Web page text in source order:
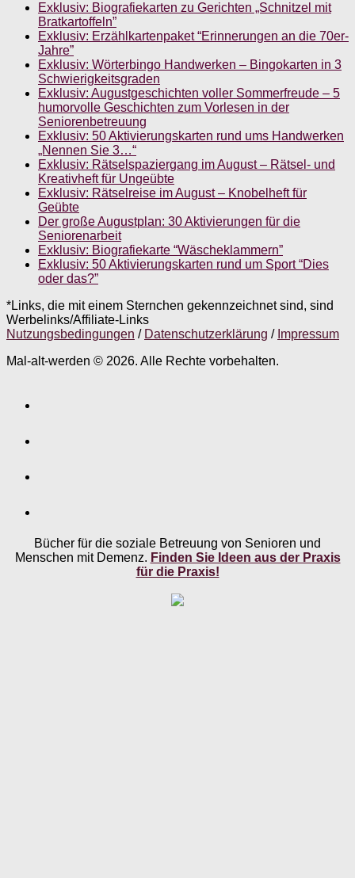
Exklusiv: Biografiekarten zu Gerichten „Schnitzel mit
Bratkartoffeln”
Exklusiv: Erzählkartenpaket “Erinnerungen an die 70er-
Jahre”
Exklusiv: Wörterbingo Handwerken – Bingokarten in 3
Schwierigkeitsgraden
Exklusiv: Augustgeschichten voller Sommerfreude – 5
humorvolle Geschichten zum Vorlesen in der
Seniorenbetreuung
Exklusiv: 50 Aktivierungskarten rund ums Handwerken
„Nennen Sie 3…“
Exklusiv: Rätselspaziergang im August – Rätsel- und
Kreativheft für Ungeübte
Exklusiv: Rätselreise im August – Knobelheft für
Geübte
Der große Augustplan: 30 Aktivierungen für die
Seniorenarbeit
Exklusiv: Biografiekarte “Wäscheklammern”
Exklusiv: 50 Aktivierungskarten rund um Sport “Dies
oder das?”
*Links, die mit einem Sternchen gekennzeichnet sind, sind
Werbelinks/Affiliate-Links
Nutzungsbedingungen / Datenschutzerklärung / Impressum
Mal-alt-werden © 2026. Alle Rechte vorbehalten.
Bücher für die soziale Betreuung von Senioren und
Menschen mit Demenz. Finden Sie Ideen aus der Praxis
für die Praxis!